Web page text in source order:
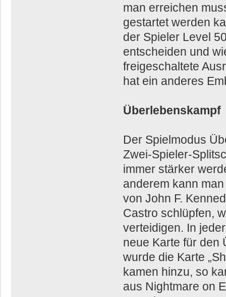
man erreichen
gestartet werden
der Spieler Level
entscheiden und
freigeschaltete
hat ein anderes
Überlebenskampf
Der Spielmodus
Zwei-Spieler-
immer stärker
anderem kann
von John F.
Castro schlüpfen,
verteidigen. In
neue Karte für den
wurde die Karte
kamen hinzu, so
aus Nightmare on